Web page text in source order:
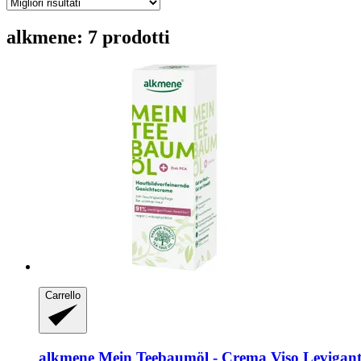
alkmene: 7 prodotti
Carrello
alkmene Mein Teebaumöl -​ Crema Viso